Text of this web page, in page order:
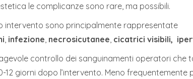
le complicanze sono rare, ma possibili.
intervento sono principalmente rappresentate
, infezione, necrosicutanee, cicatrici visibili,
controllo dei sanguinamenti operatori
12 giorni dopo l’intervento. Meno